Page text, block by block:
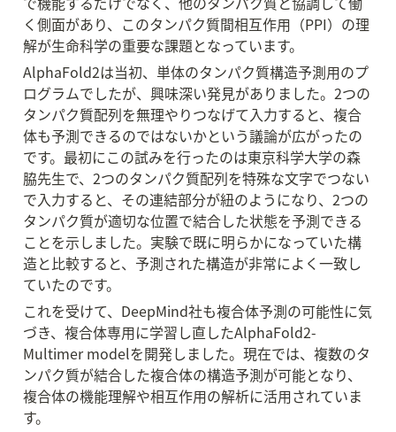
く側面があり、このタンパク質間相互作用（PPI）の理
解が生命科学の重要な課題となっています。
AlphaFold2は当初、単体のタンパク質構造予測用のプ
ログラムでしたが、興味深い発見がありました。2つの
タンパク質配列を無理やりつなげて入力すると、複合
体も予測できるのではないかという議論が広がったの
です。最初にこの試みを行ったのは東京科学大学の森
脇先生で、2つのタンパク質配列を特殊な文字でつない
で入力すると、その連結部分が紐のようになり、2つの
タンパク質が適切な位置で結合した状態を予測できる
ことを示しました。実験で既に明らかになっていた構
造と比較すると、予測された構造が非常によく一致し
ていたのです。
これを受けて、DeepMind社も複合体予測の可能性に気
づき、複合体専用に学習し直したAlphaFold2-
Multimer modelを開発しました。現在では、複数のタ
ンパク質が結合した複合体の構造予測が可能となり、
複合体の機能理解や相互作用の解析に活用されていま
す。